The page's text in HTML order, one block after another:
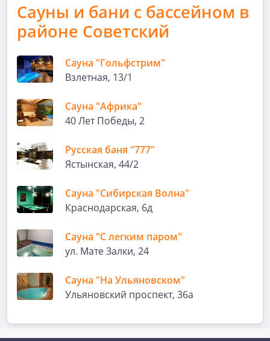
Сауны и бани с бассейном в
районе Советский
Сауна "Гольфстрим"
Взлетная, 13/1
Сауна "Африка"
40 Лет Победы, 2
Русская баня "777"
Ястынская, 44/2
Сауна "Сибирская Волна"
Краснодарская, 6д
Сауна "С легким паром"
ул. Мате Залки, 24
Сауна "На Ульяновском"
Ульяновский проспект, 36а